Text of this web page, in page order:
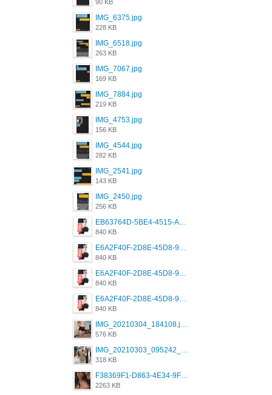
90 KB
IMG_6375.jpg
228 KB
IMG_6518.jpg
263 KB
IMG_7067.jpg
169 KB
IMG_7884.jpg
219 KB
IMG_4753.jpg
156 KB
IMG_4544.jpg
282 KB
IMG_2541.jpg
143 KB
IMG_2450.jpg
256 KB
EB63764D-5BE4-4515-AE2D-C12D6462FA6E.jpeg
840 KB
E6A2F40F-2D8E-45D8-9173-4E0A49DB0C32.jpeg
840 KB
E6A2F40F-2D8E-45D8-9173-4E0A49DB0C32.jpeg
840 KB
E6A2F40F-2D8E-45D8-9173-4E0A49DB0C32.jpeg
840 KB
IMG_20210304_184108.jpg
576 KB
IMG_20210303_095242_330.jpg
318 KB
F38369F1-D863-4E34-9F3A-A5E6EFE4ACF1.jpeg
2263 KB